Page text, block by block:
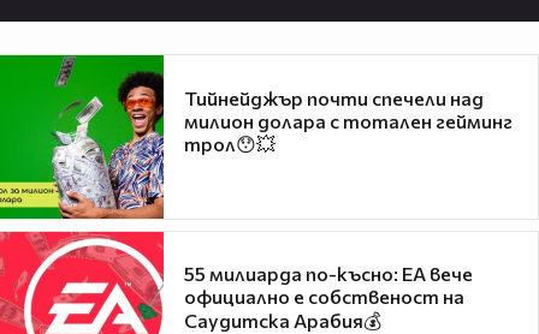
Тийнейджър почти спечели над
милион долара с тотален гейминг
трол😯💥
55 милиарда по-късно: EA вече
официално е собственост на
Саудитска Арабия💰